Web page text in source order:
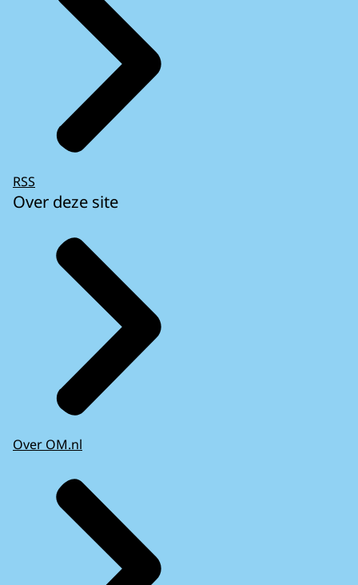
RSS
Over deze site
Over OM.nl